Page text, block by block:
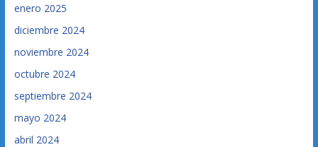
enero 2025
diciembre 2024
noviembre 2024
octubre 2024
septiembre 2024
mayo 2024
abril 2024